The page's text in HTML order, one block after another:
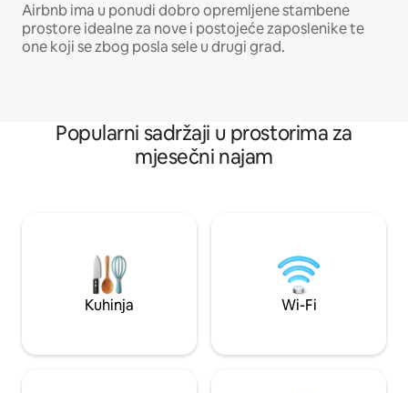
Airbnb ima u ponudi dobro opremljene stambene
prostore idealne za nove i postojeće zaposlenike te
one koji se zbog posla sele u drugi grad.
Popularni sadržaji u prostorima za
mjesečni najam
Kuhinja Wi-Fi